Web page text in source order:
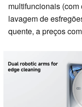
multifuncionais
lavagem de
quente, a preços